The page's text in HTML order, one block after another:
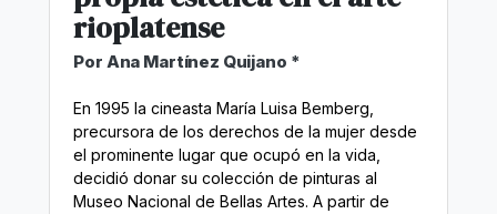
rioplatense
Por Ana Martínez Quijano *
En 1995 la cineasta María Luisa Bemberg,
precursora de los derechos de la mujer desde
el prominente lugar que ocupó en la vida,
decidió donar su colección de pinturas al
Museo Nacional de Bellas Artes. A partir de